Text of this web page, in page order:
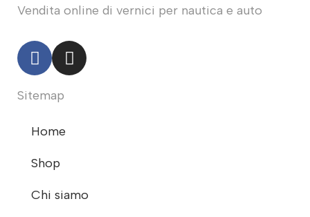
Vendita online di vernici per nautica e auto
Sitemap
Home
Shop
Chi siamo